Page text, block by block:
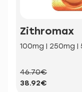
Zithromax
100mg | 250mg |
46.70€
38.92€